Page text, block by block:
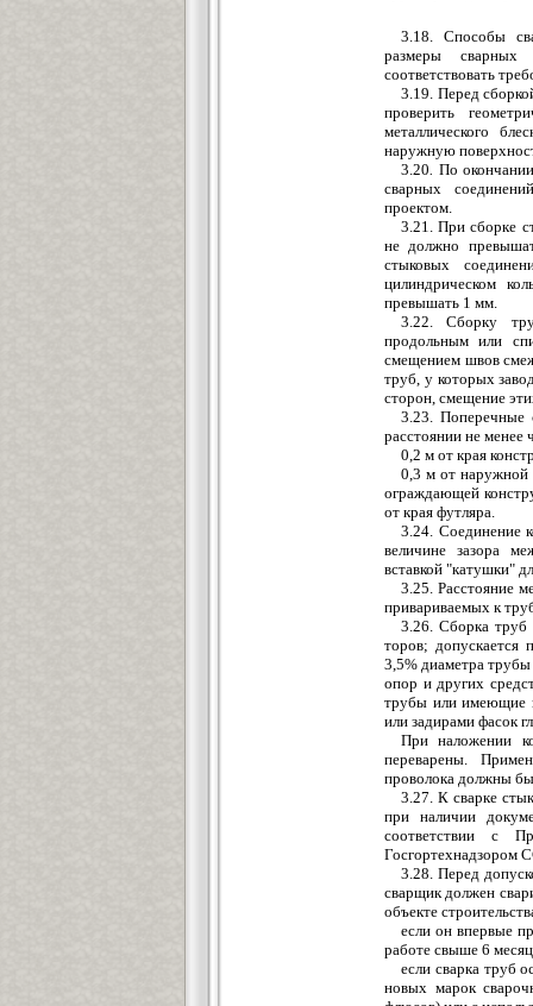
3.18. Способы
размеры сварных
соответствовать
3.19. Перед
проверить
металлического
наружную
3.20 По
сварных
проектом.
3.21. При сборке
не должно
стыковых
цилиндрическом
превышать 1 мм.
3.22. Сборку
продольным или
смещением швов
труб, у которых
сторон, смещение
3.23. Поперечные
расстоянии не менее
0,2 м от края
0,3 м от наружной
ограждающей
от края футляра.
3.24. Соединение
величине зазора
вставкой "катушки"
3.25. Расстояние
привариваемых к
3.26. Сборка труб
торов; допускается
3,5% диаметра
опор и других
трубы или имеющие
или задирами фасок
При наложении
переварены.
проволока должны
3.27. К сварке
при наличии
соответствии с
Госгортехнадзором
3.28. Перед
сварщик должен
объекте
если он впервые
работе свыше 6
если сварка труб
новых марок